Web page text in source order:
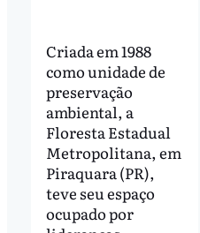
Criada em 1988
como unidade de
preservação
ambiental, a
Floresta Estadual
Metropolitana, em
Piraquara (PR),
teve seu espaço
ocupado por